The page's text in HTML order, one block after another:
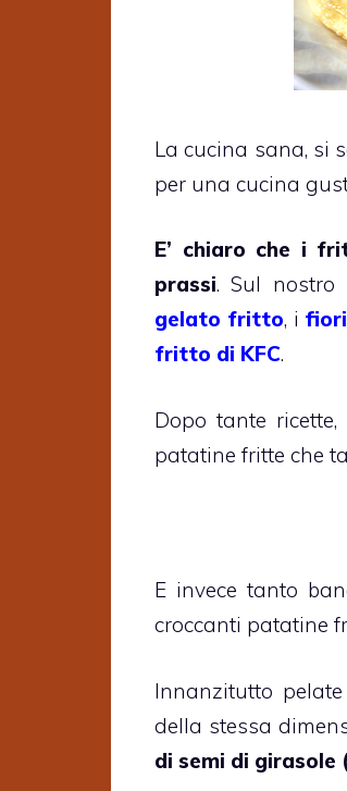
La cucina sana, si
per una cucina
E’ chiaro che i
prassi. Sul nostro
gelato fritto, i
fritto di KFC.
Dopo tante
patatine fritte che
E invece tanto
croccanti patatine
Innanzitutto
della stessa
di semi di girasole